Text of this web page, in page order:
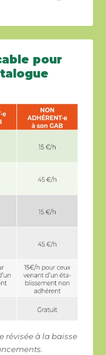
pour
révisée à la baisse